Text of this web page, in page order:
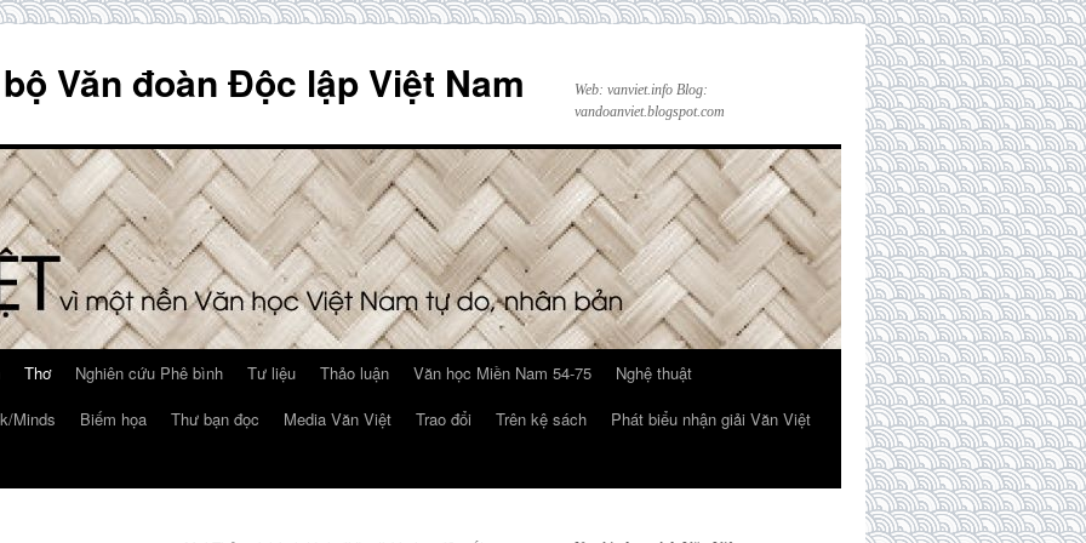
Văn đoàn Độc lập Việt Nam
Web: vanviet.info Blog:
vandoanviet.blogspot.com
Thơ Nghiên cứu Phê bình Tư liệu Thảo luận Văn học Miền Nam 54-75
Nghệ thuật
Minds Biếm họa Thư bạn đọc Media Văn Việt Trao đổi Trên kệ sách
Phát biểu nhận giải Văn Việt